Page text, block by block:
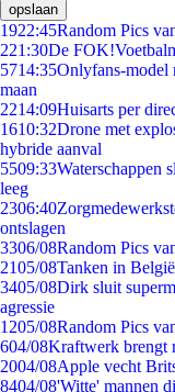
opslaan
1922:45Random Pics
221:30De
5714:35Onlyfans-model
maan
2214:09Huisarts per
1610:32Drone met
hybride aanval
5509:33Waterschappen
leeg
2306:40
ontslagen
3306/08Random Pics
2105/08Tanken in
3405/08Dirk sluit
agressie
1205/08Random Pics
604/08Kraftwerk brengt
2004/08Apple vecht
8404/08'Witte' mannen